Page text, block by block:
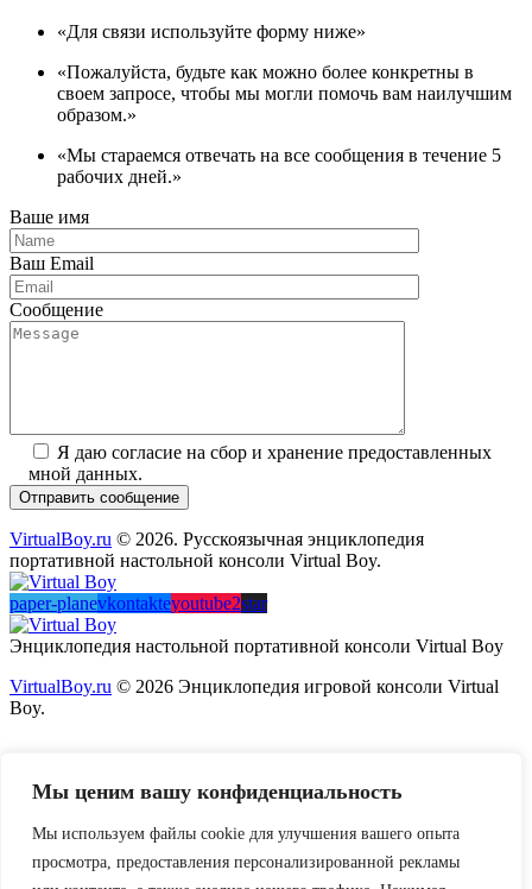
Мы ценим вашу конфиденциальность
Мы используем файлы cookie для улучшения вашего опыта
просмотра, предоставления персонализированной рекламы
«Для связи используйте форму ниже»
«Пожалуйста, будьте как можно более конкретны в
своем запросе, чтобы мы могли помочь вам наилучшим
образом.»
«Мы стараемся отвечать на все сообщения в течение 5
рабочих дней.»
Ваше имя
Ваш Email
Сообщение
Я даю согласие на сбор и хранение предоставленных
мной данных.
VirtualBoy.ru © 2026. Русскоязычная энциклопедия
портативной настольной консоли Virtual Boy.
paper-planevkontakteyoutube2star
Энциклопедия настольной портативной консоли Virtual Boy
VirtualBoy.ru © 2026 Энциклопедия игровой консоли Virtual
Boy.
Log in to your account